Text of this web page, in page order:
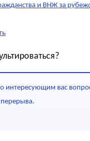
и ВНЖ за
интересующим вас